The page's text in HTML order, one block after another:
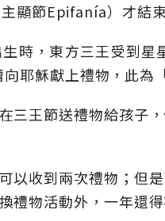
顯節Epifanía）才結束
時，東方三王受到
耶穌獻上禮物，此為
三王節送禮物給孩子
以收到兩次禮物；但
禮物活動外，一年還